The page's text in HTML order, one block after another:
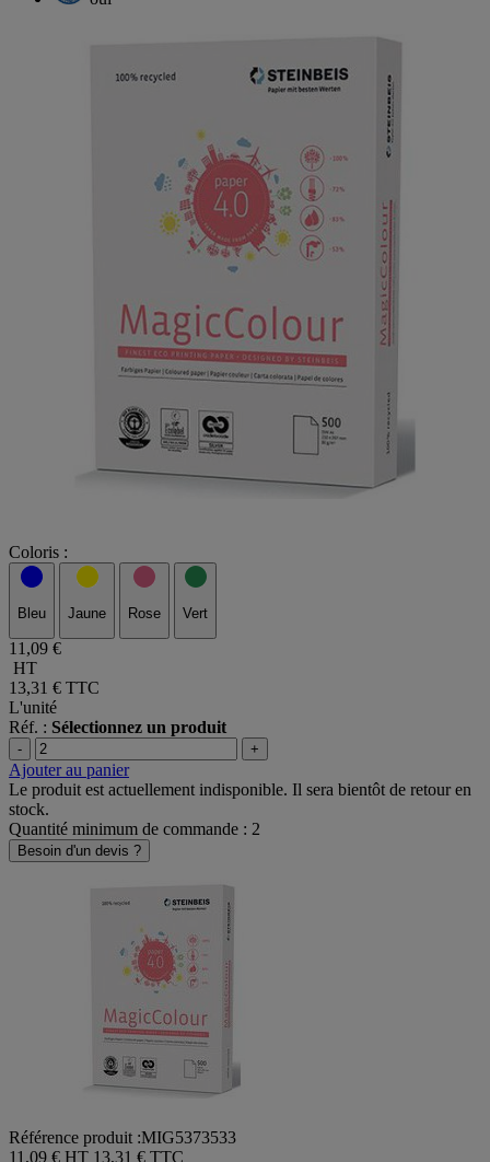
Coloris :
Bleu Jaune Rose Vert
11,09 €
HT
13,31 € TTC
L'unité
Réf. : Sélectionnez un produit
- +
Ajouter au panier
Le produit est actuellement indisponible. Il sera bientôt de retour en
stock.
Quantité minimum de commande : 2
Besoin d'un devis ?
Référence produit :MIG5373533
11,09 € HT 13,31 € TTC